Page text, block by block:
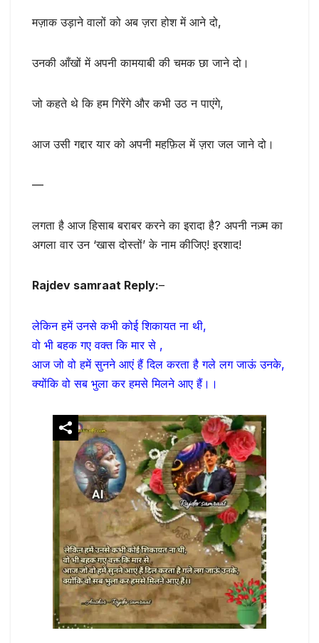
मज़ाक उड़ाने वालों को अब ज़रा होश में आने दो,
उनकी आँखों में अपनी कामयाबी की चमक छा जाने दो।
जो कहते थे कि हम गिरेंगे और कभी उठ न पाएंगे,
आज उसी गद्दार यार को अपनी महफ़िल में ज़रा जल जाने दो।
—
लगता है आज हिसाब बराबर करने का इरादा है? अपनी नज़्म का
अगला वार उन ‘खास दोस्तों’ के नाम कीजिए! इरशाद!
Rajdev samraat Reply:–
लेकिन हमें उनसे कभी कोई शिकायत ना थी,
वो भी बहक गए वक्त कि मार से ,
आज जो वो हमें सुनने आएं हैं दिल करता है गले लग जाऊं उनके,
क्योंकि वो सब भुला कर हमसे मिलने आए हैं।।